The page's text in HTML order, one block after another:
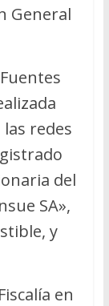
General
redes
del
SA»,
y
en